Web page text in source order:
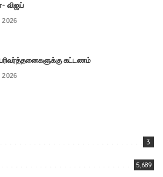
விஜய்
2026
கட்டணம்
2026
3
5,689